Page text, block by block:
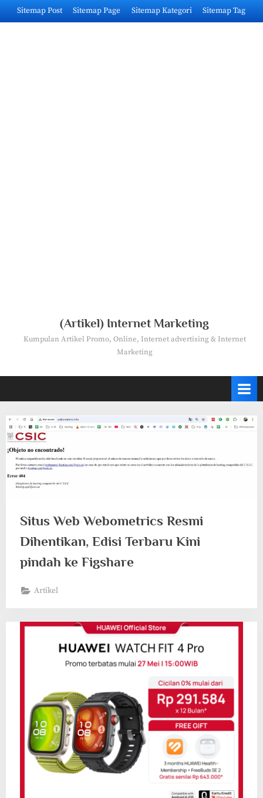
Skip
to
Sitemap Post Sitemap Page Sitemap Kategori Sitemap Tag
(Artikel) Internet Marketing
Kumpulan Artikel Promo, Online, Internet advertising & Internet
Marketing
Situs Web Webometrics Resmi
Dihentikan, Edisi Terbaru Kini
pindah ke Figshare
Artikel